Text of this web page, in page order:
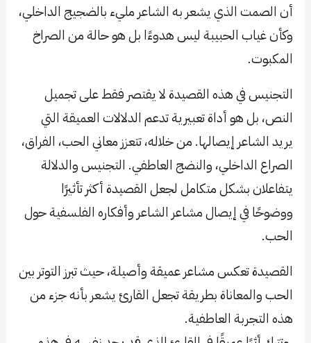
أن الصمت الذي يشعر به الشاعر مليء بالضجيج الداخلي،
وكأن غياب الحبيبة ليس هدوءًا بل هو حالة من الصراخ
المكبوت.
التجنيس في هذه القصيدة لا يقتصر فقط على تجميل
النص، بل هو أداة تعبيرية تدعم الدلالات العميقة التي
يريد الشاعر إيصالها. من خلاله، تتعزز معاني الحب، الفراق،
الصراع الداخلي، والنضج العاطفي. التجنيس والدلالة
يتفاعلان بشكل متكامل لجعل القصيدة أكثر تأثيرًا
ووضوحًا في إيصال مشاعر الشاعر وأفكاره الفلسفية حول
الحب.
القصيدة تعكس مشاعر عميقة وأصيلة، حيث تبرز التوتر بين
الحب والمعاناة بطريقة تجعل القارئ يشعر بأنه جزء من
هذه التجربة العاطفية.